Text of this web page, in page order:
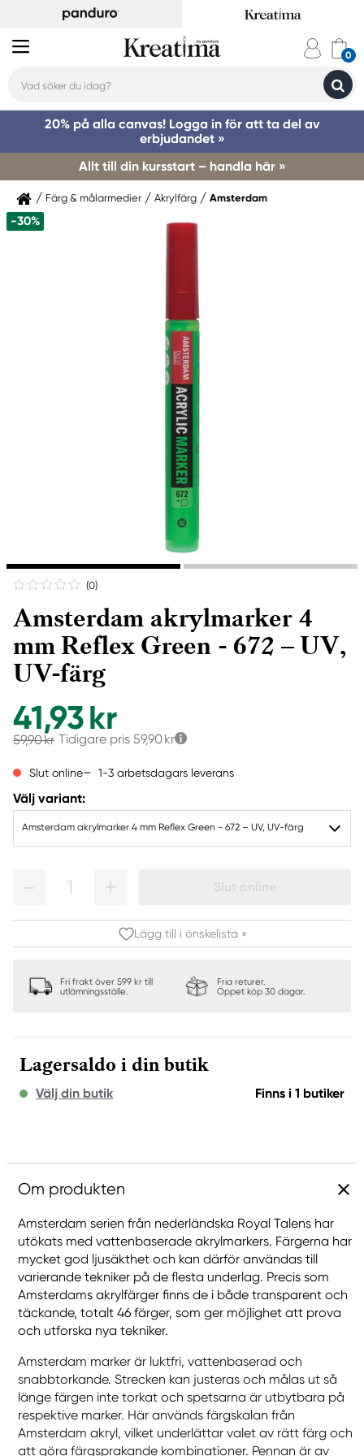
20% på alla canvas! Logga in för att ta del av
erbjudandet »
Allt till din kursstart – handla här »
Färg & målarmedier Akrylfärg Amsterdam
-30%
(0)
Amsterdam akrylmarker 4
mm Reflex Green - 672 – UV,
UV-färg
41,93 kr
59,90 kr Tidigare pris 59,90 kr
Slut online 1-3 arbetsdagars leverans
Välj variant:
Amsterdam akrylmarker 4 mm Reflex Green - 672 – UV, UV-färg
1 Slut online
Lägg till i önskelista »
Fri frakt över 599 kr till
utlämningsställe.
Fria returer.
Öppet köp 30 dagar.
Lagersaldo i din butik
Välj din butik Finns i 1 butiker
Om produkten
Amsterdam serien från nederländska Royal Talens har
utökats med vattenbaserade akrylmarkers. Färgerna har
mycket god ljusäkthet och kan därför användas till
varierande tekniker på de flesta underlag. Precis som
Amsterdams akrylfärger finns de i både transparent och
täckande, totalt 46 färger, som ger möjlighet att prova
och utforska nya tekniker.
Amsterdam marker är luktfri, vattenbaserad och
snabbtorkande. Strecken kan justeras och målas ut så
länge färgen inte torkat och spetsarna är utbytbara på
respektive marker. Här används färgskalan från
Amsterdam akryl, vilket underlättar valet av rätt färg och
att göra färgsprakande kombinationer. Pennan är av